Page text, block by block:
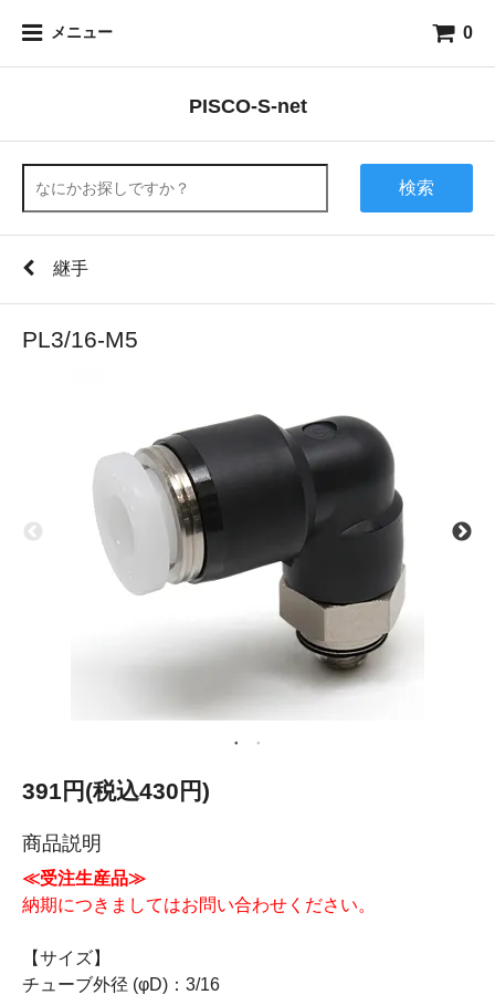
メニュー 0
PISCO-S-net
検索
継手
PL3/16-M5
391円(税込430円)
商品説明
≪受注生産品≫
納期につきましてはお問い合わせください。
【サイズ】
チューブ外径 (φD)：3/16